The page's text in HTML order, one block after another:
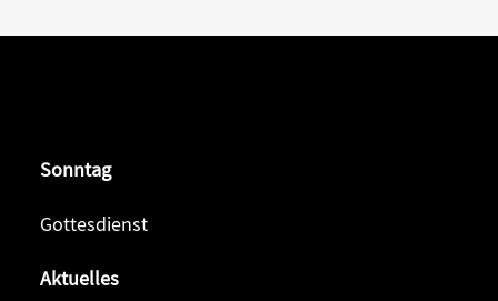
Sonntag
Gottesdienst
Aktuelles